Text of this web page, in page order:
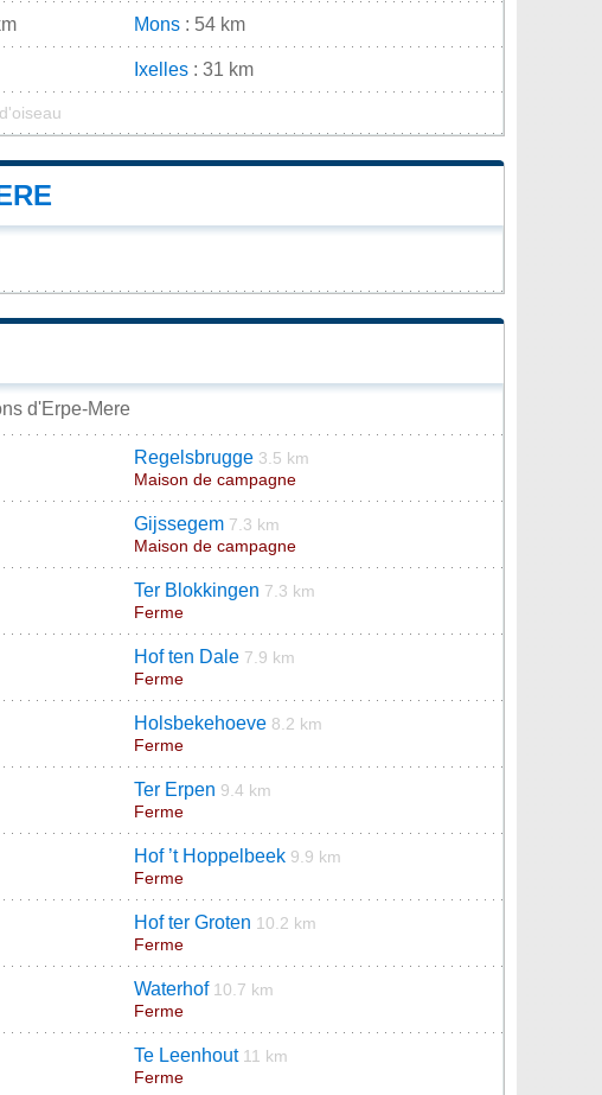
Mons : 54 km
Ixelles : 31 km
d'Erpe-Mere
Regelsbrugge 3.5 km
Maison de campagne
Gijssegem 7.3 km
Maison de campagne
Ter Blokkingen 7.3 km
Ferme
Hof ten Dale 7.9 km
Ferme
Holsbekehoeve 8.2 km
Ferme
Ter Erpen 9.4 km
Ferme
Hof ’t Hoppelbeek 9.9 km
Ferme
Hof ter Groten 10.2 km
Ferme
Waterhof 10.7 km
Ferme
Te Leenhout 11 km
Ferme